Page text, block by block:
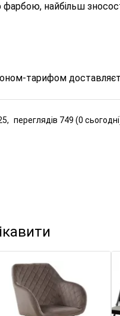
найбільш
тарифом
переглядів 749 (0 сьогодні